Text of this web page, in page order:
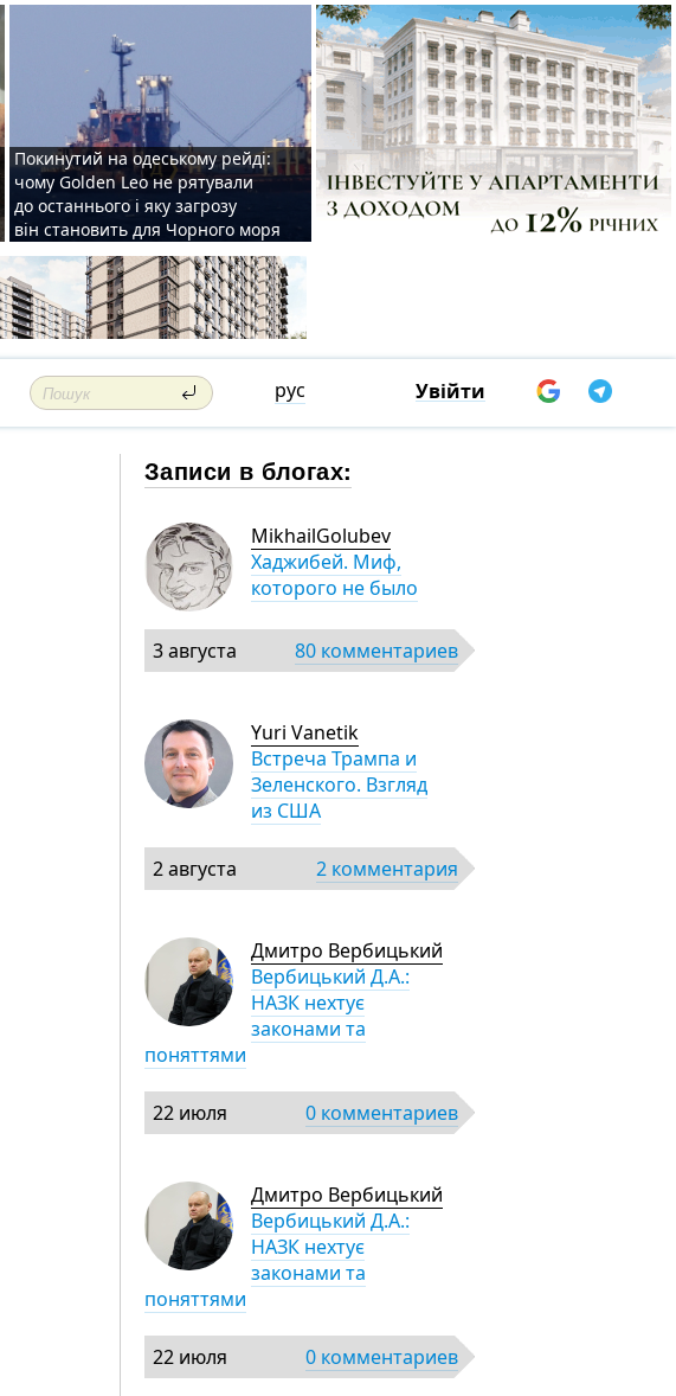
Покинутий на одеському рейді:
чому Golden Leo не рятували
до останнього і яку загрозу
він становить для Чорного моря
рус Увійти
Записи в блогах:
MikhailGolubev
Хаджибей. Миф,
которого не было
3 августа 80 комментариев
Yuri Vanetik
Встреча Трампа и
Зеленского. Взгляд
из США
2 августа 2 комментария
Дмитро Вербицький
Вербицький Д.А.:
НАЗК нехтує
законами та
поняттями
22 июля 0 комментариев
Дмитро Вербицький
Вербицький Д.А.:
НАЗК нехтує
законами та
поняттями
22 июля 0 комментариев